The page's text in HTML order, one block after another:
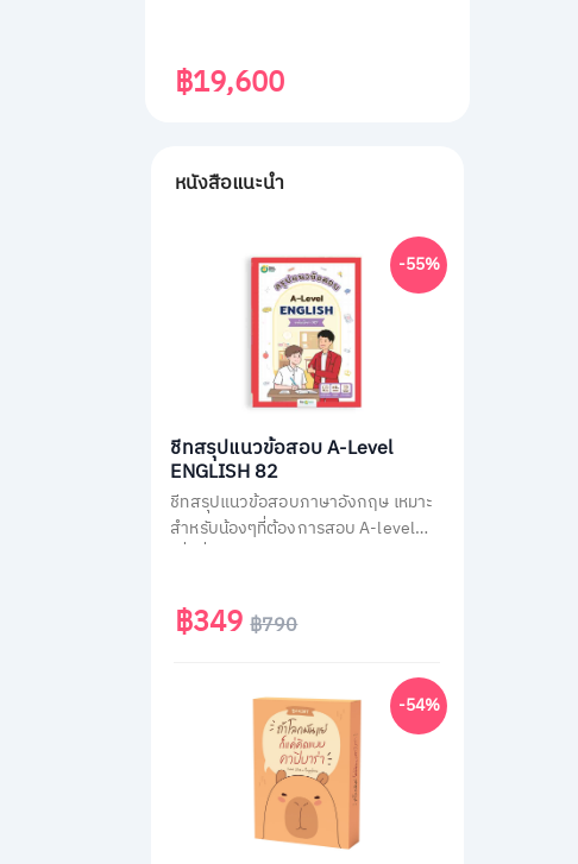
฿19,600
หนังสือแนะนำ
ชีทสรุปแนวข้อสอบ A-Level
ENGLISH 82
ชีทสรุปแนวข้อสอบภาษาอังกฤษ เหมาะ
สำหรับน้องๆที่ต้องการสอบ A-level
ฐานก็เข้าใจเองได้ง่ายๆ ใน 30 วัน
-55%
฿349฿790
-54%